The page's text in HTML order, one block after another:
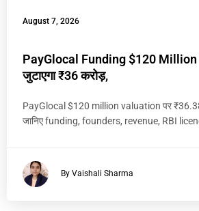
August 7, 2026
PayGlocal Funding $120
जुटाएगा ₹36 करोड़,
PayGlocal $120 million valuation पर ₹36.38
जानिए funding, founders, revenue, RBI
By Vaishali Sharma